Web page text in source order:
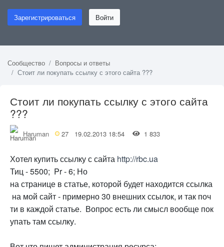
Зарегистрироваться Войти
Сообщество
Вопросы и ответы
Стоит ли покупать ссылку с этого сайта ???
Стоит ли покупать ссылку с этого сайта
???
Haruman 27 19.02.2013 18:54 1 833
Хотел купить ссылку с сайта http://rbc.ua
Тиц - 5500; Pr - 6; Но
на странице в статье, которой будет находится ссылка
на мой сайт - примерно 30 внешних ссылок, и так поч
ти в каждой статье. Вопрос есть ли смысл вообще пок
упать там ссылку.